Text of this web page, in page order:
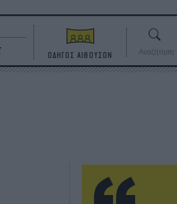
ΟΔΗΓΟΣ ΑΙΘΟΥΣΩΝ Αναζήτηση